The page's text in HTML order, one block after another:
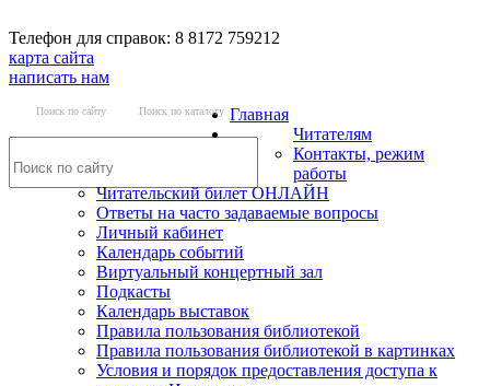
Телефон для справок: 8 8172 759212
карта сайта
написать нам
Поиск по сайту Поиск по каталогу Главная
Читателям
Контакты, режим
работы
Читательский билет ОНЛАЙН
Ответы на часто задаваемые вопросы
Личный кабинет
Календарь событий
Виртуальный концертный зал
Подкасты
Календарь выставок
Правила пользования библиотекой
Правила пользования библиотекой в картинках
Условия и порядок предоставления доступа к